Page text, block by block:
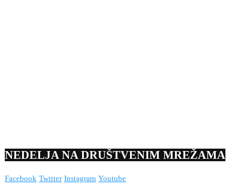
NEDELJA NA DRUŠTVENIM MREŽAMA
Facebook Twitter Instagram Youtube